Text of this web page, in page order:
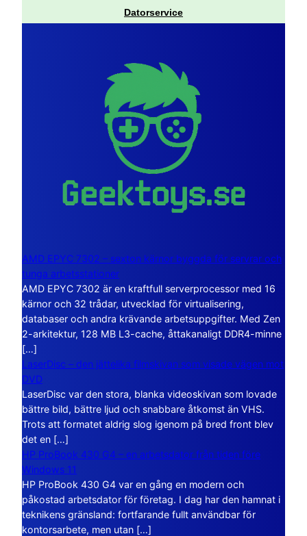
Datorservice
AMD EPYC 7302 – sexton kärnor byggda för servrar och
tunga arbetsstationer
AMD EPYC 7302 är en kraftfull serverprocessor med 16
kärnor och 32 trådar, utvecklad för virtualisering,
databaser och andra krävande arbetsuppgifter. Med Zen
2-arkitektur, 128 MB L3-cache, åttakanaligt DDR4-minne
[…]
LaserDisc – den jättelika filmskivan som visade vägen mot
DVD
LaserDisc var den stora, blanka videoskivan som lovade
bättre bild, bättre ljud och snabbare åtkomst än VHS.
Trots att formatet aldrig slog igenom på bred front blev
det en […]
HP ProBook 430 G4 – en arbetsdator från tiden före
Windows 11
HP ProBook 430 G4 var en gång en modern och
påkostad arbetsdator för företag. I dag har den hamnat i
teknikens gränsland: fortfarande fullt användbar för
kontorsarbete, men utan […]